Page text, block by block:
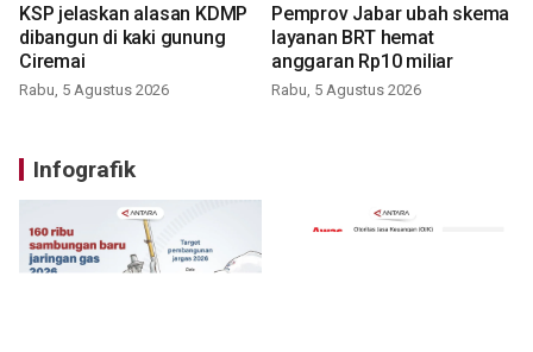
KSP jelaskan alasan KDMP
dibangun di kaki gunung
Ciremai
Rabu, 5 Agustus 2026
Pemprov Jabar ubah skema
layanan BRT hemat
anggaran Rp10 miliar
Rabu, 5 Agustus 2026
Infografik